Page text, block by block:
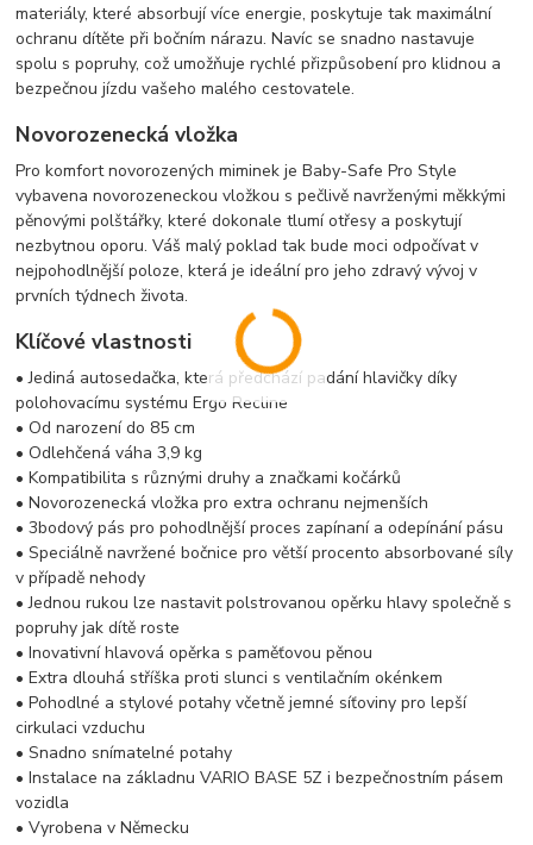
materiály, které absorbují více energie, poskytuje tak maximální
ochranu dítěte při bočním nárazu. Navíc se snadno nastavuje
spolu s popruhy, což umožňuje rychlé přizpůsobení pro klidnou a
bezpečnou jízdu vašeho malého cestovatele.
Novorozenecká vložka
Pro komfort novorozených miminek je Baby-Safe Pro Style
vybavena novorozeneckou vložkou s pečlivě navrženými měkkými
pěnovými polštářky, které dokonale tlumí otřesy a poskytují
nezbytnou oporu. Váš malý poklad tak bude moci odpočívat v
nejpohodlnější poloze, která je ideální pro jeho zdravý vývoj v
prvních týdnech života.
Klíčové vlastnosti
• Jediná autosedačka, která předchází padání hlavičky díky
polohovacímu systému Ergo Recline
• Od narození do 85 cm
• Odlehčená váha 3,9 kg
• Kompatibilita s různými druhy a značkami kočárků
• Novorozenecká vložka pro extra ochranu nejmenších
• 3bodový pás pro pohodlnější proces zapínaní a odepínání pásu
• Speciálně navržené bočnice pro větší procento absorbované síly
v případě nehody
• Jednou rukou lze nastavit polstrovanou opěrku hlavy společně s
popruhy jak dítě roste
• Inovativní hlavová opěrka s paměťovou pěnou
• Extra dlouhá stříška proti slunci s ventilačním okénkem
• Pohodlné a stylové potahy včetně jemné síťoviny pro lepší
cirkulaci vzduchu
• Snadno snímatelné potahy
• Instalace na základnu VARIO BASE 5Z i bezpečnostním pásem
vozidla
• Vyrobena v Německu